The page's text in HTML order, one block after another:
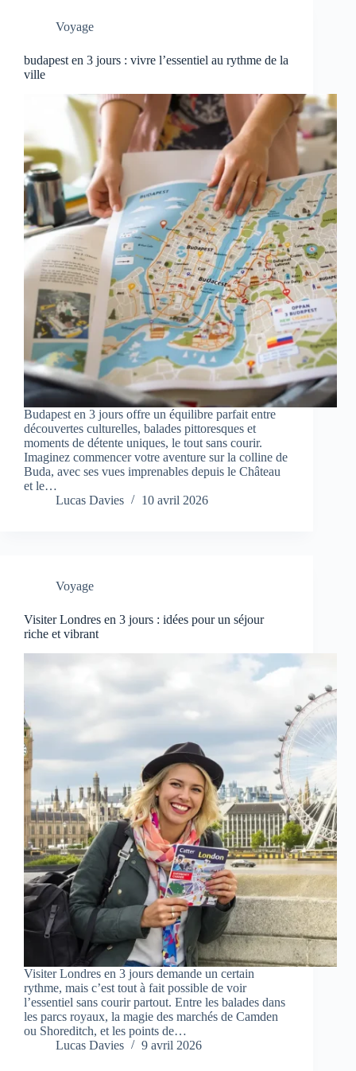
Voyage
budapest en 3 jours : vivre l’essentiel au rythme de la
ville
Budapest en 3 jours offre un équilibre parfait entre
découvertes culturelles, balades pittoresques et
moments de détente uniques, le tout sans courir.
Imaginez commencer votre aventure sur la colline de
Buda, avec ses vues imprenables depuis le Château
et le…
Lucas Davies
10 avril 2026
Voyage
Visiter Londres en 3 jours : idées pour un séjour
riche et vibrant
Visiter Londres en 3 jours demande un certain
rythme, mais c’est tout à fait possible de voir
l’essentiel sans courir partout. Entre les balades dans
les parcs royaux, la magie des marchés de Camden
ou Shoreditch, et les points de…
Lucas Davies
9 avril 2026